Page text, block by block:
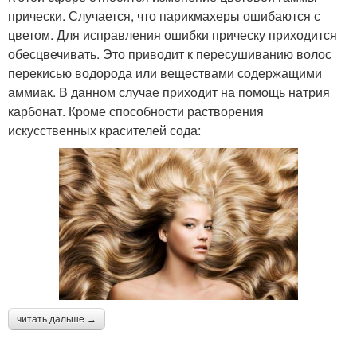
прически. Случается, что парикмахеры ошибаются с
цветом. Для исправления ошибки прическу приходится
обесцвечивать. Это приводит к пересушиванию волос
перекисью водорода или веществами содержащими
аммиак. В данном случае приходит на помощь натрия
карбонат. Кроме способности растворения
искусственных красителей сода:
читать дальше →